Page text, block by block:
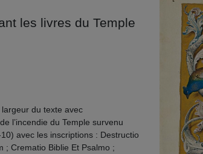
les livres du Temple
du texte avec
l’incendie du Temple survenu
avec les inscriptions : Destructio
; Crematio Biblie Et Psalmo ;